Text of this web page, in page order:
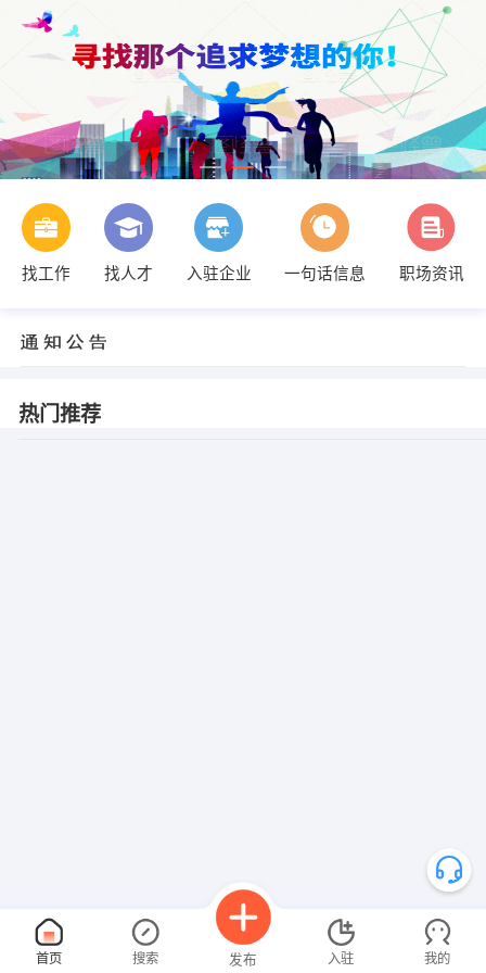
找工作 找人才 入驻企业 一句话信息 职场资讯
热门推荐
首页 搜索 发布 入驻 我的